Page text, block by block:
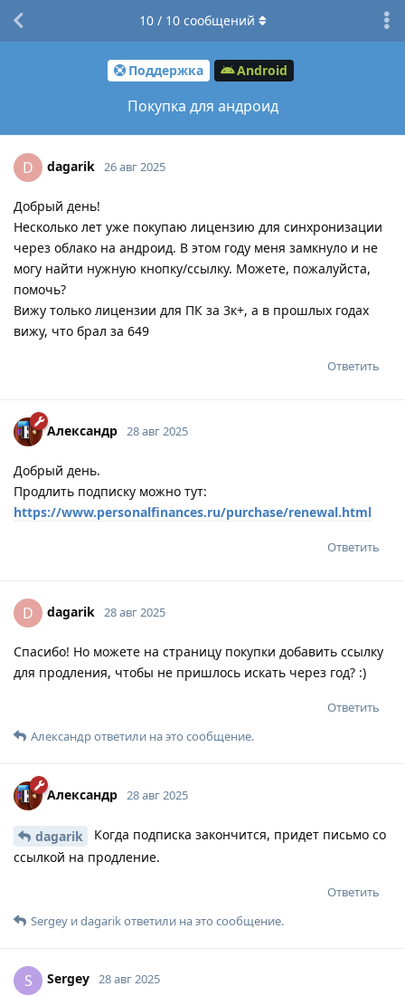
Поддержка Android
Покупка для андроид
10/ 10сообщений
D dagarik 26 авг 2025
Добрый день!
Несколько лет уже покупаю лицензию для синхронизации
через облако на андроид. В этом году меня замкнуло и не
могу найти нужную кнопку/ссылку. Можете, пожалуйста,
помочь?
Вижу только лицензии для ПК за 3к+, а в прошлых годах
вижу, что брал за 649
Ответить
Александр 28 авг 2025
Добрый день.
Продлить подписку можно тут:
https://www.personalfinances.ru/purchase/renewal.html
Ответить
D dagarik 28 авг 2025
Спасибо! Но можете на страницу покупки добавить ссылку
для продления, чтобы не пришлось искать через год? :)
Ответить
Александрответили на это сообщение.
Александр 28 авг 2025
dagarik
Когда подписка закончится, придет письмо со
ссылкой на продление.
Ответить
Sergey иdagarikответили на это сообщение.
S Sergey 28 авг 2025